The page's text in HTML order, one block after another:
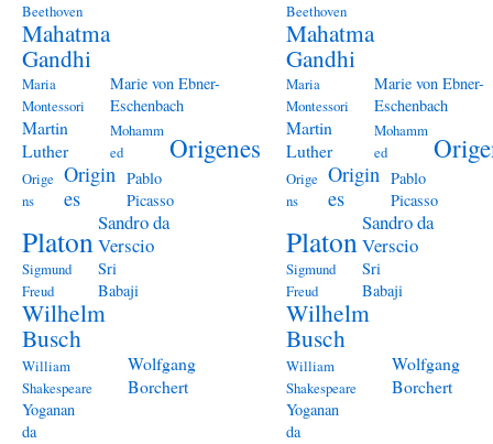
Beethoven
Mahatma
Gandhi
Maria
Montessori
Marie von Ebner-
Eschenbach
Martin
Luther
Mohamm
ed
Origenes
Orige
ns
Origin
es
Pablo
Picasso
Platon
Sandro da
Verscio
Sigmund
Freud
Sri
Babaji
Wilhelm
Busch
William
Shakespeare
Wolfgang
Borchert
Yoganan
da
Beethoven
Mahatma
Gandhi
Maria
Montessori
Marie von Ebner-
Eschenbach
Martin
Luther
Mohamm
ed
Orige
ns
Origin
es
Pablo
Picasso
Platon
Sandro da
Verscio
Sigmund
Freud
Sri
Babaji
Wilhelm
Busch
William
Shakespeare
Wolfgang
Borchert
Yoganan
da